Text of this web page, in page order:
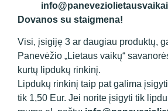
Dovanos su staigmena!
Visi, įsigiję 3 ar daugiau produktų,
Panevėžio „Lietaus vaikų“
kurtų lipdukų rinkinį.
Lipdukų rinkinį taip pat galima
tik 1,50 Eur. Jei norite įsigyti tik